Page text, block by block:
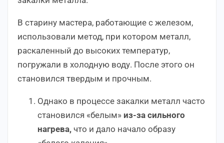
В старину мастера, работающие с железом,
использовали метод, при котором металл,
раскаленный до высоких температур,
погружали в холодную воду. После этого он
становился твердым и прочным.
Однако в процессе закалки металл часто
становился «белым» из-за сильного
нагрева, что и дало начало образу